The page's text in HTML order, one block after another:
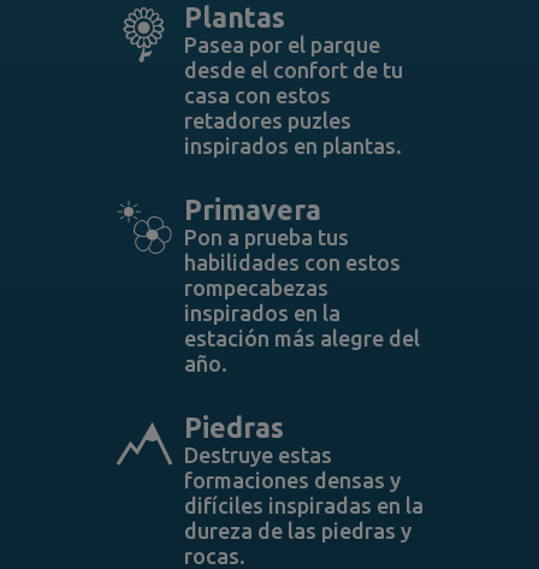
Plantas
Pasea por el parque
desde el confort de tu
casa con estos
retadores puzles
inspirados en plantas.
Primavera
Pon a prueba tus
habilidades con estos
rompecabezas
inspirados en la
estación más alegre del
año.
Piedras
Destruye estas
formaciones densas y
difíciles inspiradas en la
dureza de las piedras y
rocas.